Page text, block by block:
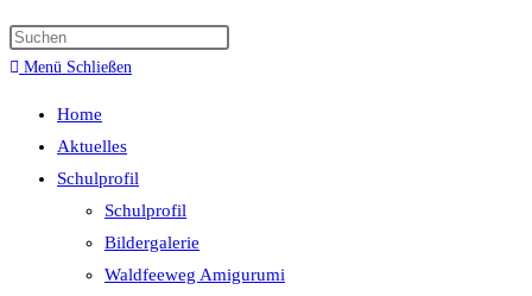
umschalten
Menü Schließen
Home
Aktuelles
Schulprofil
Schulprofil
Bildergalerie
Waldfeeweg Amigurumi